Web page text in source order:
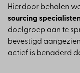
Hierdoor behalen
sourcing
doelgroep aan te
bevestigd
actief is benaderd